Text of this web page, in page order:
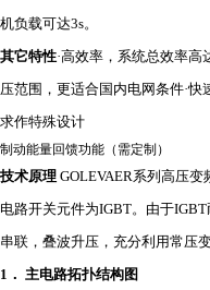
机负载可达3s。
其它特性·高效率，系统总效率高
压范围，更适合国内电网条件·快
求作特殊设计
制动能量回馈功能（需定制）
技术原理 GOLEVAER系列高压
电路开关元件为IGBT。由于
串联，叠波升压，充分利用常压
1 ． 主电路拓扑结构图